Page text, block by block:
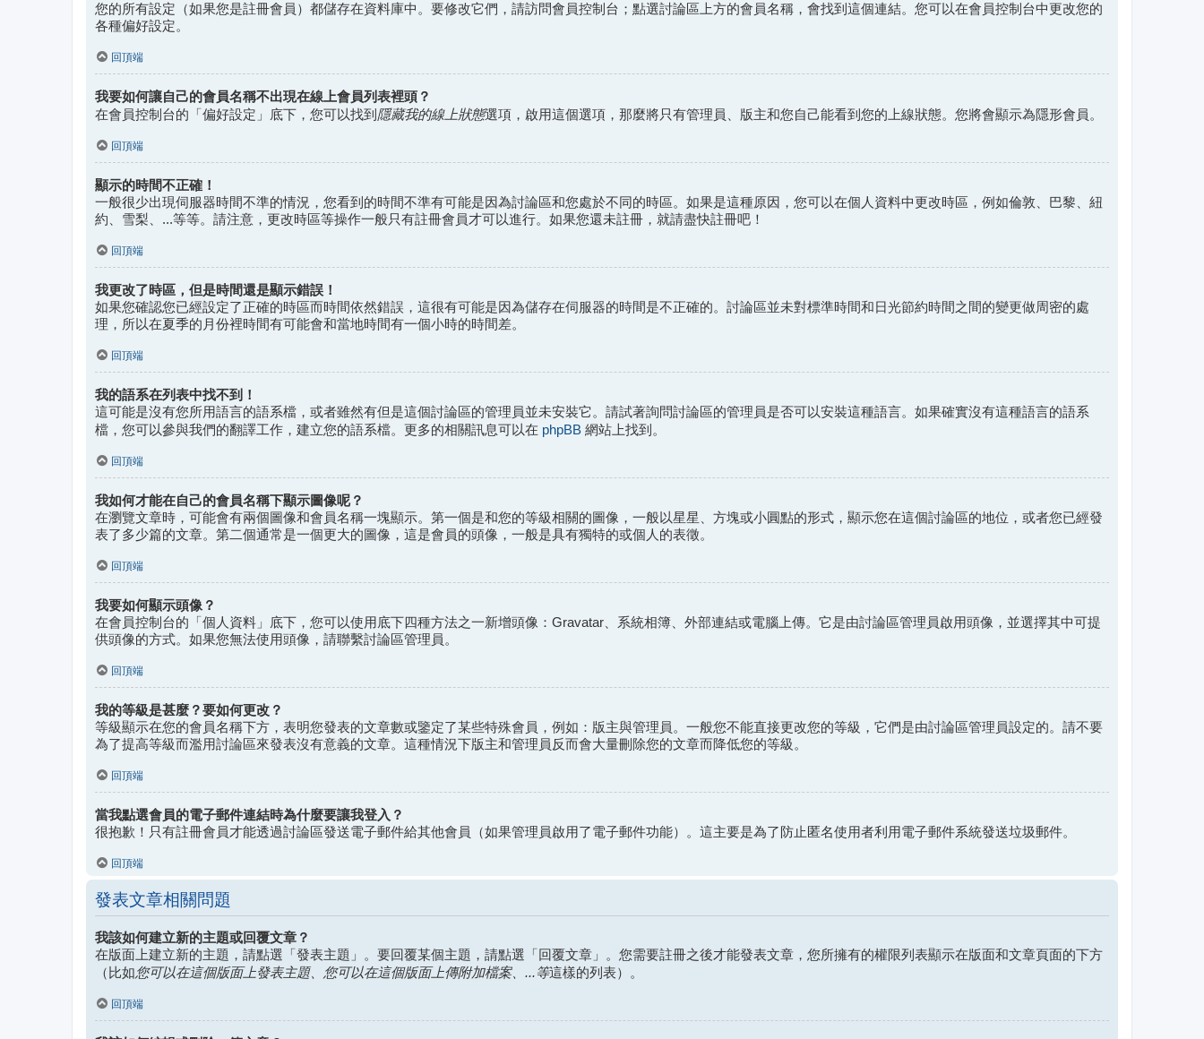
您的所有設定（如果您是註冊會員）都儲存在資料庫中。要修改它們，請訪問會員控制台；點選討論區上方的會員名稱，會找到這個連結。您可以在會員控制台中更改您的
各種偏好設定。
回頂端
我要如何讓自己的會員名稱不出現在線上會員列表裡頭？
在會員控制台的「偏好設定」底下，您可以找到 隱藏我的線上狀態選項，啟用這個選項，那麼將只有管理員、版主和您自己能看到您的上線狀態。您將會顯示為隱形會員。
回頂端
顯示的時間不正確！
一般很少出現伺服器時間不準的情況，您看到的時間不準有可能是因為討論區和您處於不同的時區。如果是這種原因，您可以在個人資料中更改時區，例如倫敦、巴黎、紐
約、雪梨、...等等。請注意，更改時區等操作一般只有註冊會員才可以進行。如果您還未註冊，就請盡快註冊吧！
回頂端
我更改了時區，但是時間還是顯示錯誤！
如果您確認您已經設定了正確的時區而時間依然錯誤，這很有可能是因為儲存在伺服器的時間是不正確的。討論區並未對標準時間和日光節約時間之間的變更做周密的處
理，所以在夏季的月份裡時間有可能會和當地時間有一個小時的時間差。
回頂端
我的語系在列表中找不到！
這可能是沒有您所用語言的語系檔，或者雖然有但是這個討論區的管理員並未安裝它。請試著詢問討論區的管理員是否可以安裝這種語言。如果確實沒有這種語言的語系
檔，您可以參與我們的翻譯工作，建立您的語系檔。更多的相關訊息可以在 phpBB 網站上找到。
回頂端
我如何才能在自己的會員名稱下顯示圖像呢？
在瀏覽文章時，可能會有兩個圖像和會員名稱一塊顯示。第一個是和您的等級相關的圖像，一般以星星、方塊或小圓點的形式，顯示您在這個討論區的地位，或者您已經發
表了多少篇的文章。第二個通常是一個更大的圖像，這是會員的頭像，一般是具有獨特的或個人的表徵。
回頂端
我要如何顯示頭像？
在會員控制台的「個人資料」底下，您可以使用底下四種方法之一新增頭像：Gravatar、系統相簿、外部連結或電腦上傳。它是由討論區管理員啟用頭像，並選擇其中可提
供頭像的方式。如果您無法使用頭像，請聯繫討論區管理員。
回頂端
我的等級是甚麼？要如何更改？
等級顯示在您的會員名稱下方，表明您發表的文章數或鑒定了某些特殊會員，例如：版主與管理員。一般您不能直接更改您的等級，它們是由討論區管理員設定的。請不要
為了提高等級而濫用討論區來發表沒有意義的文章。這種情況下版主和管理員反而會大量刪除您的文章而降低您的等級。
回頂端
當我點選會員的電子郵件連結時為什麼要讓我登入？
很抱歉！只有註冊會員才能透過討論區發送電子郵件給其他會員（如果管理員啟用了電子郵件功能）。這主要是為了防止匿名使用者利用電子郵件系統發送垃圾郵件。
回頂端
發表文章相關問題
我該如何建立新的主題或回覆文章？
在版面上建立新的主題，請點選「發表主題」。要回覆某個主題，請點選「回覆文章」。您需要註冊之後才能發表文章，您所擁有的權限列表顯示在版面和文章頁面的下方
（比如您可以在這個版面上發表主題、您可以在這個版面上傳附加檔案、...等這樣的列表）。
回頂端